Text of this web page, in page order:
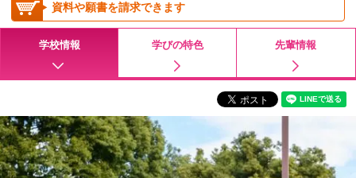
資料や願書を請求できます
学校情報 学びの特色 先輩情報